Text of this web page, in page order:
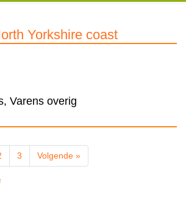
Yorkshire coast
Varens overig
3 Volgende »